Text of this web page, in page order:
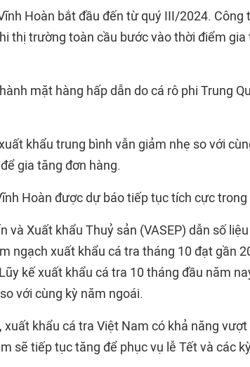
Hoàn bắt đầu đến từ quý III/2024. Công
thị trường toàn cầu bước vào thời điểm gia
mặt hàng hấp dẫn do cá rô phi Trung
khẩu trung bình vẫn giảm nhẹ so với
gia tăng đơn hàng.
Hoàn được dự báo tiếp tục tích cực
và Xuất khẩu Thuỷ sản (VASEP) dẫn số
ngạch xuất khẩu cá tra tháng 10 đạt gần
kế xuất khẩu cá tra 10 tháng đầu năm
với cùng kỳ năm ngoái.
xuất khẩu cá tra Việt Nam có khả năng
sẽ tiếp tục tăng để phục vụ lễ Tết và các